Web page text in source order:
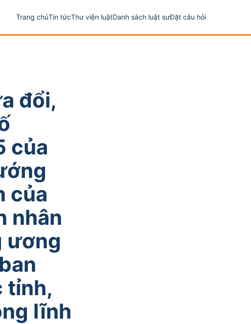
Trang chủTin tứcThư viện luậtDanh sách luật sưĐặt câu hỏi
đổi,
của
của
nhân
ương
tỉnh,
lĩnh